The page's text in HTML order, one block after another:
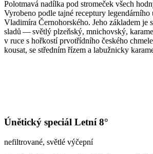
Polotmavá nadílka pod stromeček všech
Vyrobeno podle tajné receptury legendárního
Vladimíra Černohorského. Jeho základem je
sladů — světlý plzeňský, mnichovský,
v ruce s hořkostí prvotřídního českého
kousat, se středním řízem a labužnicky
Únětický speciál Letní 8°
nefiltrované, světlé výčepní